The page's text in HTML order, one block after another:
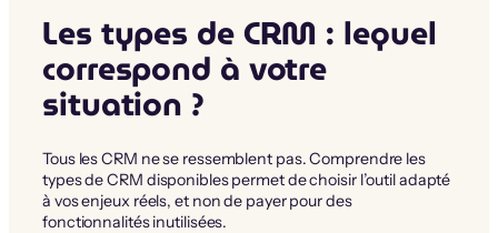
Les types de CRM : lequel
correspond à votre
situation ?
Tous les CRM ne se ressemblent pas. Comprendre les
types de CRM disponibles permet de choisir l’outil adapté
à vos enjeux réels, et non de payer pour des
fonctionnalités inutilisées.